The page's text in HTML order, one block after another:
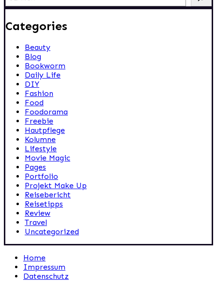
Categories
Beauty
Blog
Bookworm
Daily Life
DIY
Fashion
Food
Foodorama
Freebie
Hautpflege
Kolumne
Lifestyle
Movie Magic
Pages
Portfolio
Projekt Make Up
Reisebericht
Reisetipps
Review
Travel
Uncategorized
Home
Impressum
Datenschutz